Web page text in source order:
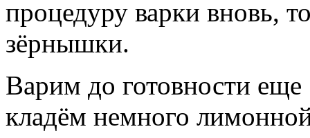
процедуру варки вновь,
зёрнышки.
Варим до готовности
кладём немного